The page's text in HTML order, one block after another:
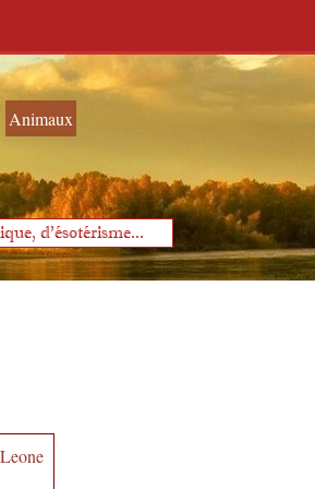
Animaux
d'ésotérisme...